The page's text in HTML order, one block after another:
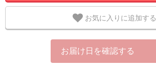
お気に入りに追加する
お届け日を確認する